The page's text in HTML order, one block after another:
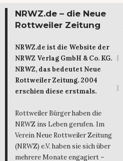
NRWZ.de – die Neue
Rottweiler Zeitung
NRWZ.de ist die Website der
NRWZ Verlag GmbH & Co. KG.
NRWZ, das bedeutet Neue
Rottweiler Zeitung. 2004
erschien diese erstmals.
Rottweiler Bürger haben die
NRWZ ins Leben gerufen. Im
Verein Neue Rottweiler Zeitung
(NRWZ) e.V. haben sie sich über
mehrere Monate engagiert –